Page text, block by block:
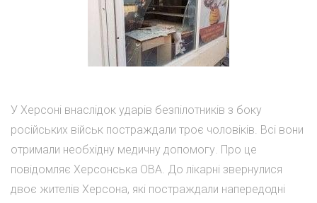
У Херсоні внаслідок ударів безпілотників з боку
російських військ постраждали троє чоловіків. Всі вони
отримали необхідну медичну допомогу. Про це
повідомляє Херсонська ОВА. До лікарні звернулися
двоє жителів Херсона, які постраждали напередодні